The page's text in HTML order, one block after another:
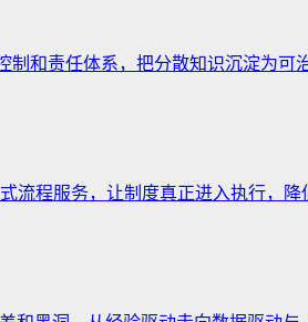
和责任体系，把分散知识沉淀为可
程服务，让制度真正进入执行，降